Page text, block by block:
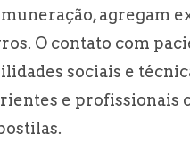
agregam
O contato com
sociais e
e profissionais